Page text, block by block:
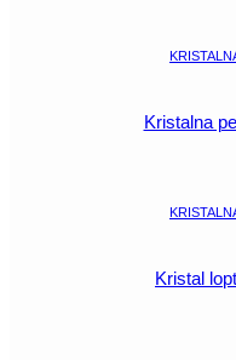
Kristalna
Kristal